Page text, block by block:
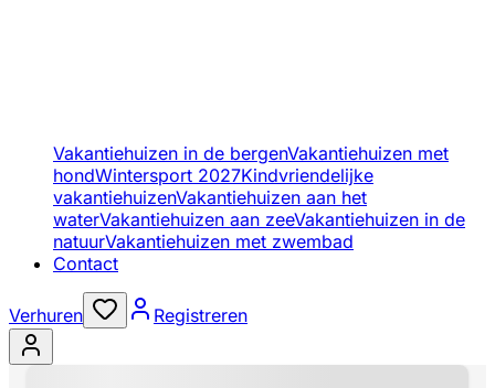
Vakantiehuizen in de bergenVakantiehuizen met
hondWintersport 2027Kindvriendelijke
vakantiehuizenVakantiehuizen aan het
waterVakantiehuizen aan zeeVakantiehuizen in de
natuurVakantiehuizen met zwembad
Contact
Verhuren Registreren